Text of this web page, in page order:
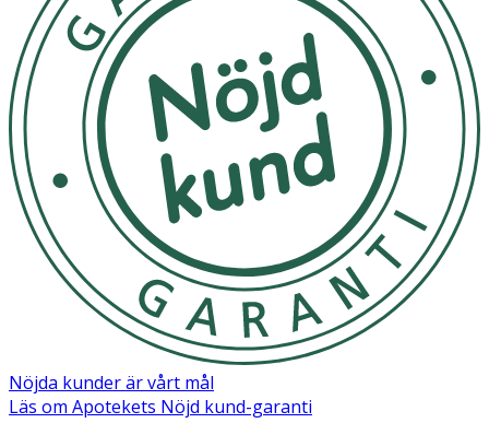
Aqua, Glycerin, CI 77891, Cetearyl Alcohol, Ethylhexyl
Salicylate, Methylpropanediol, Talc, C1215 Alkyl
Benzoate, Cocoglycerides, Butyrospermum Parkii Butter,
Hydrogenated CocoGlycerides,Palmitic Acid, Stearic Acid,
BisEthylhexyloxyphenol Methoxyphenyl Triazine,
Distarch Phosphate, Glyceryl Stearate, Isopropyl
Palmitate, Tocopheryl Acetate, Myristic Acid, Arachidic
Acid, Oleic Acid, Triisostearin, Ethylhexylglycerin,
Hydroxyacetophenone, Xanthan Gum,
Phenylbenzimidazole Sulfonic Acid, Sodium Hydroxide,
Phenoxyethanol, Parfum, CI 77492, CI 77491, CI 77499
Märkning: FSC Forest Steward Council Mix
Nöjda kunder är vårt mål
Läs om Apotekets Nöjd kund-garanti